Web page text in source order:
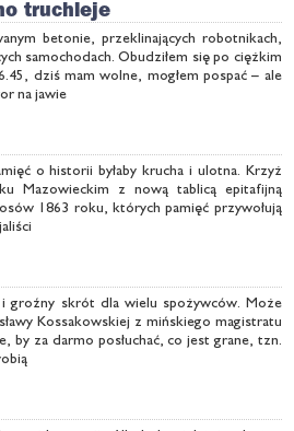
truchleje
betonie, przeklinających robotnikach,
samochodach. Obudziłem się po ciężkim
dziś mam wolne, mogłem pospać – ale
na jawie
o historii byłaby krucha i ulotna. Krzyż
Mazowieckim z nową tablicą epitafijną
1863 roku, których pamięć przywołują
groźny skrót dla wielu spożywców. Może
Kossakowskiej z mińskiego magistratu
by za darmo posłuchać, co jest grane, tzn.